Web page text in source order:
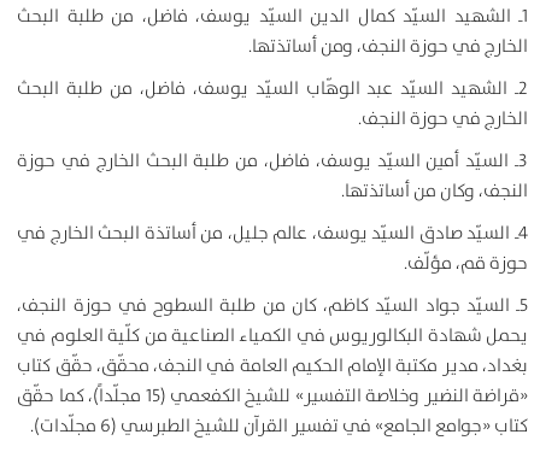
1ـ الشهيد السيّد كمال الدين السيّد يوسف، فاضل، من طلبة البحث
الخارج في حوزة النجف، ومن أساتذتها.
2ـ الشهيد السيّد عبد الوهّاب السيّد يوسف، فاضل، من طلبة البحث
الخارج في حوزة النجف.
3ـ السيّد أمين السيّد يوسف، فاضل، من طلبة البحث الخارج في حوزة
النجف، وكان من أساتذتها.
4ـ السيّد صادق السيّد يوسف، عالم جليل، من أساتذة البحث الخارج في
حوزة قم، مؤلّف.
5ـ السيّد جواد السيّد كاظم، كان من طلبة السطوح في حوزة النجف،
يحمل شهادة البكالوريوس في الكمياء الصناعية من كلّية العلوم في
بغداد، مدير مكتبة الإمام الحكيم العامة في النجف، محقّق، حقّق كتاب
«قراضة النضير وخلاصة التفسير» للشيخ الكفعمي (15 مجلّداً)، كما حقّق
كتاب «جوامع الجامع» في تفسير القرآن للشيخ الطبرسي (6 مجلّدات).